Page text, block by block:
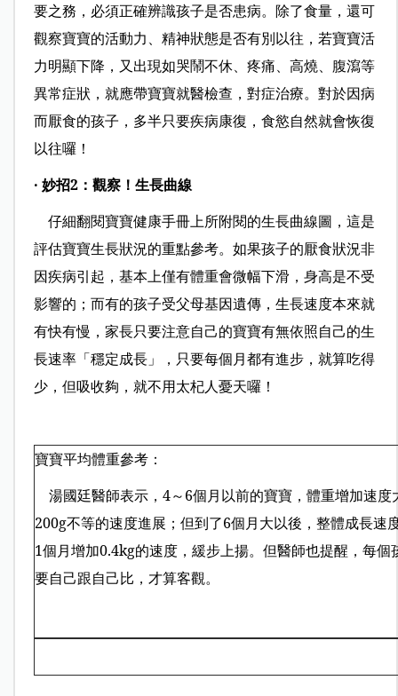
要之務，必須正確辨識孩子是否患病。除了食量，還可
觀察寶寶的活動力、精神狀態是否有別以往，若寶寶活
力明顯下降，又出現如哭鬧不休、疼痛、高燒、腹瀉等
異常症狀，就應帶寶寶就醫檢查，對症治療。對於因病
而厭食的孩子，多半只要疾病康復，食慾自然就會恢復
以往囉！
‧ 妙招2：觀察！生長曲線
仔細翻閱寶寶健康手冊上所附閱的生長曲線圖，這是
評估寶寶生長狀況的重點參考。如果孩子的厭食狀況非
因疾病引起，基本上僅有體重會微幅下滑，身高是不受
影響的；而有的孩子受父母基因遺傳，生長速度本來就
有快有慢，家長只要注意自己的寶寶有無依照自己的生
長速率「穩定成長」，只要每個月都有進步，就算吃得
少，但吸收夠，就不用太杞人憂天囉！
寶寶平均體重參考：
湯國廷醫師表示，4～6個月以前的寶寶，體重增加速度
200g不等的速度進展；但到了6個月大以後，整體成長速
1個月增加0.4kg的速度，緩步上揚。但醫師也提醒，每個
要自己跟自己比，才算客觀。